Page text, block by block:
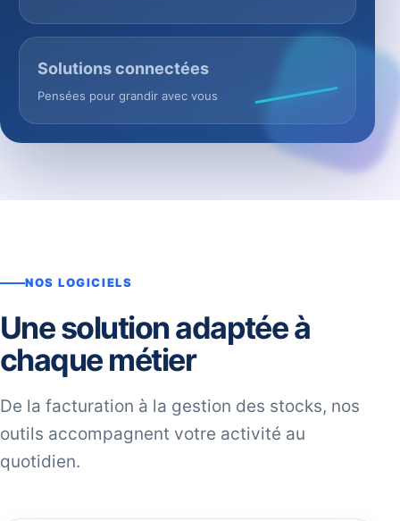
Solutions connectées
Pensées pour grandir avec vous
NOS LOGICIELS
Une solution adaptée à
chaque métier
De la facturation à la gestion des stocks, nos
outils accompagnent votre activité au
quotidien.